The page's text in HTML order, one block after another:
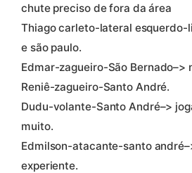
chute preciso de fora da área
Thiago carleto-lateral esquerdo-
e são paulo.
Edmar-zagueiro-São Bernado–>
Reniê-zagueiro-Santo André.
Dudu-volante-Santo André–>
muito.
Edmilson-atacante-santo
experiente.